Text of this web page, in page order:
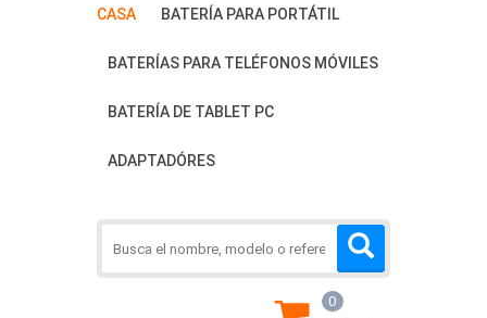
CASA BATERÍA PARA PORTÁTIL
BATERÍAS PARA TELÉFONOS MÓVILES
BATERÍA DE TABLET PC
ADAPTADÓRES
0